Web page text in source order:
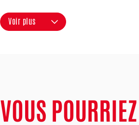
Voir plus
VOUS